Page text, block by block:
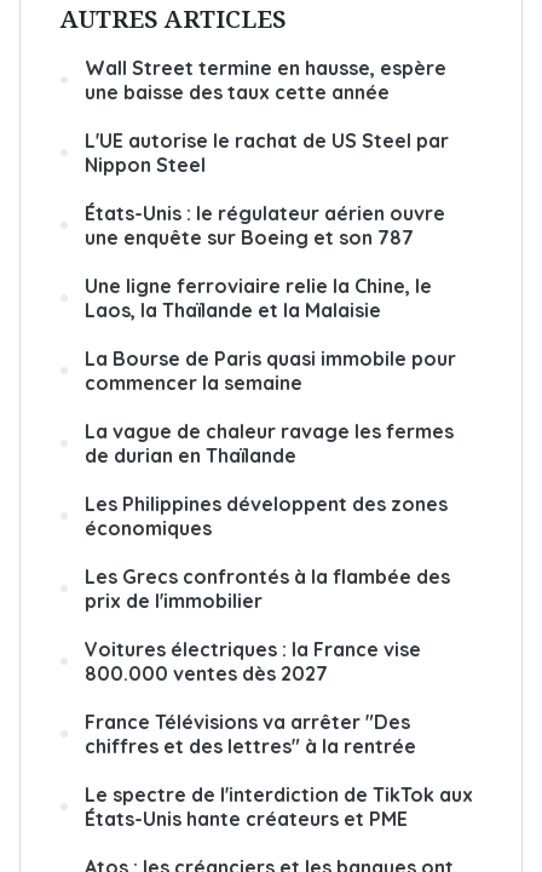
AUTRES ARTICLES
Wall Street termine en hausse, espère
une baisse des taux cette année
L'UE autorise le rachat de US Steel par
Nippon Steel
États-Unis : le régulateur aérien ouvre
une enquête sur Boeing et son 787
Une ligne ferroviaire relie la Chine, le
Laos, la Thaïlande et la Malaisie
La Bourse de Paris quasi immobile pour
commencer la semaine
La vague de chaleur ravage les fermes
de durian en Thaïlande
Les Philippines développent des zones
économiques
Les Grecs confrontés à la flambée des
prix de l'immobilier
Voitures électriques : la France vise
800.000 ventes dès 2027
France Télévisions va arrêter "Des
chiffres et des lettres" à la rentrée
Le spectre de l'interdiction de TikTok aux
États-Unis hante créateurs et PME
Atos : les créanciers et les banques ont